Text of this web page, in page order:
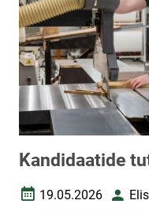
Kandidaatide
Loomise kuupäev
19.05.2026 Autor